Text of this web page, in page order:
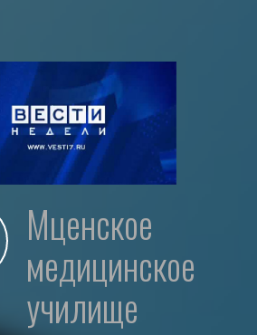
мценское
медицинское
училище